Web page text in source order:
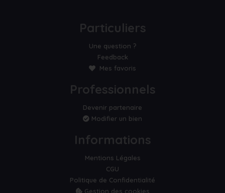
Particuliers
Une question ?
Feedback
Mes favoris
Professionnels
Devenir partenaire
Modifier un bien
Informations
Mentions Légales
CGU
Politique de Confidentialité
Gestion des cookies